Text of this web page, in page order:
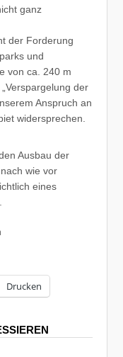
ganz
der Forderung
und
von ca. 240 m
der
Anspruch an
widersprechen.
Ausbau der
wie vor
eines
Drucken